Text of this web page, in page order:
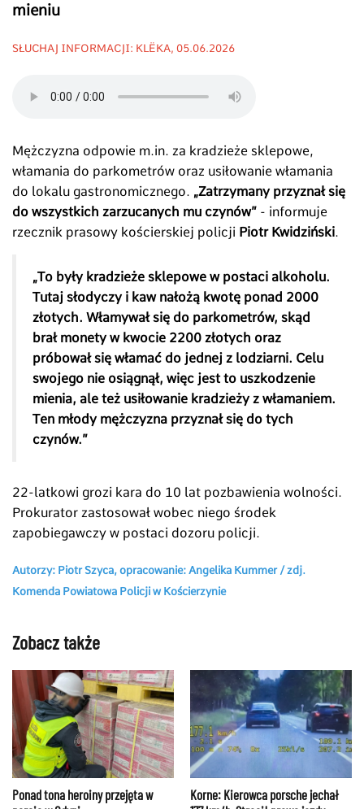
mieniu
SŁUCHAJ INFORMACJI: KLËKA, 05.06.2026
Mężczyzna odpowie m.in. za kradzieże sklepowe,
włamania do parkometrów oraz usiłowanie włamania
do lokalu gastronomicznego. „Zatrzymany przyznał się
do wszystkich zarzucanych mu czynów” - informuje
rzecznik prasowy kościerskiej policji Piotr Kwidziński.
„To były kradzieże sklepowe w postaci alkoholu.
Tutaj słodyczy i kaw nałożą kwotę ponad 2000
złotych. Włamywał się do parkometrów, skąd
brał monety w kwocie 2200 złotych oraz
próbował się włamać do jednej z lodziarni. Celu
swojego nie osiągnął, więc jest to uszkodzenie
mienia, ale też usiłowanie kradzieży z włamaniem.
Ten młody mężczyzna przyznał się do tych
czynów.”
22-latkowi grozi kara do 10 lat pozbawienia wolności.
Prokurator zastosował wobec niego środek
zapobiegawczy w postaci dozoru policji.
Autorzy: Piotr Szyca, opracowanie: Angelika Kummer / zdj.
Komenda Powiatowa Policji w Kościerzynie
Zobacz także
Ponad tona heroiny przejęta w
Korne: Kierowca porsche jechał